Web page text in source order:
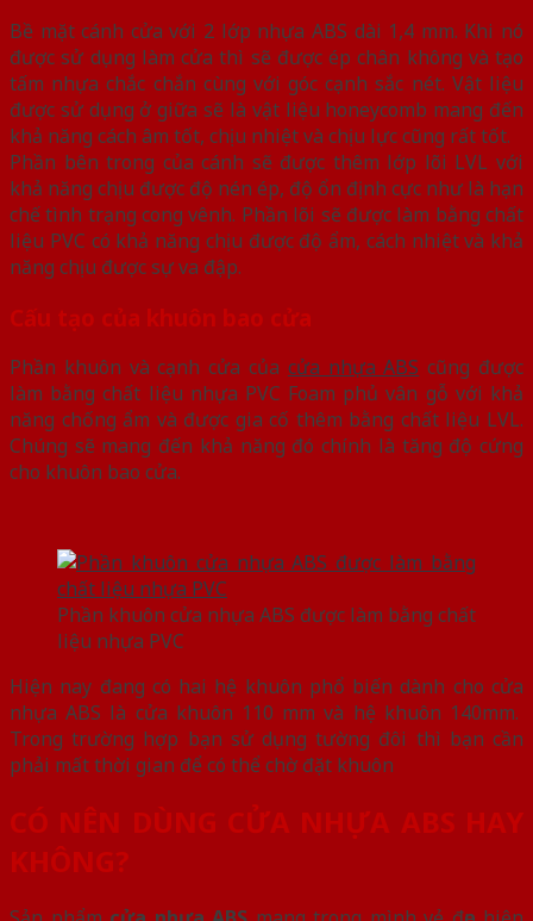
Bề mặt cánh cửa với 2 lớp nhựa ABS dài 1,4 mm. Khi nó
được sử dụng làm cửa thì sẽ được ép chân không và tạo
tấm nhựa chắc chắn cùng với góc cạnh sắc nét. Vật liệu
được sử dụng ở giữa sẽ là vật liệu honeycomb mang đến
khả năng cách âm tốt, chịu nhiệt và chịu lực cũng rất tốt.
Phần bên trong của cánh sẽ được thêm lớp lõi LVL với
khả năng chịu được độ nén ép, độ ổn định cực như là hạn
chế tình trạng cong vênh. Phần lõi sẽ được làm bằng chất
liệu PVC có khả năng chịu được độ ẩm, cách nhiệt và khả
năng chịu được sự va đập.
Cấu tạo của khuôn bao cửa
Phần khuôn và cạnh cửa của cửa nhựa ABS cũng được
làm bằng chất liệu nhựa PVC Foam phủ vân gỗ với khả
năng chống ẩm và được gia cố thêm bằng chất liệu LVL.
Chúng sẽ mang đến khả năng đó chính là tăng độ cứng
cho khuôn bao cửa.
Phần khuôn cửa nhựa ABS được làm bằng chất
liệu nhựa PVC
Hiện nay đang có hai hệ khuôn phổ biến dành cho cửa
nhựa ABS là cửa khuôn 110 mm và hệ khuôn 140mm.
Trong trường hợp bạn sử dụng tường đôi thì bạn cần
phải mất thời gian để có thể chờ đặt khuôn
CÓ NÊN DÙNG CỬA NHỰA ABS HAY
KHÔNG?